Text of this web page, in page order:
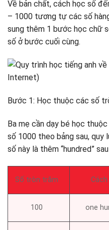
Về bản chất, cách học số
– 1000 tương tự các số
sung thêm 1 bước học chữ
số ở bước cuối cùng.
Bước 1: Học thuộc các số
Ba mẹ cần dạy bé học
số 1000 theo bảng sau,
số này là thêm “hundred”
Số tròn trăm
100 one